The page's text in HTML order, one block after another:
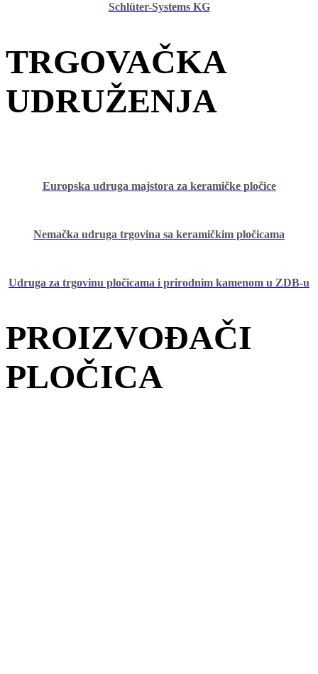
Schlüter-Systems KG
TRGOVAČKA
UDRUŽENJA
Europska udruga majstora za keramičke pločice
Nemačka udruga trgovina sa keramičkim pločicama
Udruga za trgovinu pločicama i prirodnim kamenom u ZDB-u
PROIZVOĐAČI
PLOČICA